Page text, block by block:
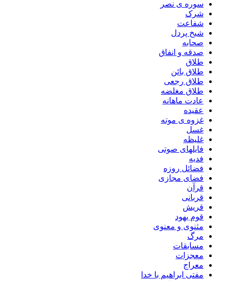
سوره ی نصر
شرک
شفاعت
شیخ پردل
صحابه
صدقه و انفاق
طلاق
طلاق بائن
طلاق رجعی
طلاق مغلضه
عادت ماهانه
عقیده
غزوه ی موته
غسل
غلیظه
فایلهای صوتی
فدیه
فضائل روزه
فضای مجازی
قرآن
قربانی
قریش
قوم یهود
مثنوی و معنوی
مرگ
مسابقات
معجزات
معراج
مفتی ابراهیم با خدا